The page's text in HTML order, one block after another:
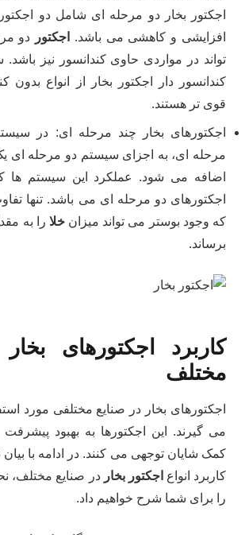
اجکتور بخار دو مرحله ای شامل دو
افزایشی و کاهشی می باشد.
اجکتور
دو
تواند در مواردی حاوی کندانسور نیز
کندانسور دار اجکتور بخار از انواع بدون
قوی تر هستند.
اجکتورهای بخار چند مرحله ای: در
مرحله ای، به اجزای سیستم دو مرحله ای
اضافه می شود. عملکرد این سیستم ها
اجکتورهای دو مرحله ای می باشد. تنها
که وجود بوستر می تواند میزانخلا را به
برساند.
کاربرد اجکتورهای
مختلف
اجکتورهای بخار در صنایع مختلفی مورد
می گیرند. این اجکتورها به بهبود
کمک شایان توجهی می کنند. در ادامه با بیان
کاربرد انواع اجکتور بخار در صنایع مختلف،
را برای شما شرح خواهیم داد.